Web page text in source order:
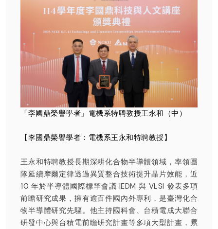
「李國鼎榮譽學者」電機系特聘教授王永和（中）
【李國鼎榮譽學者：電機系王永和特聘教授】
王永和特聘教授長期深耕化合物半導體領域，率領團
隊延續摩爾定律透過異質整合技術提升晶片效能，近
10 年於半導體國際標竿會議 IEDM 與 VLSI 發表多項
前瞻研究成果，擁有逾百件國內外專利，是臺灣化合
物半導體研究先驅。他主持國科會、台積電成大聯合
研發中心與台積電前瞻研究計畫等多項大型計畫，累